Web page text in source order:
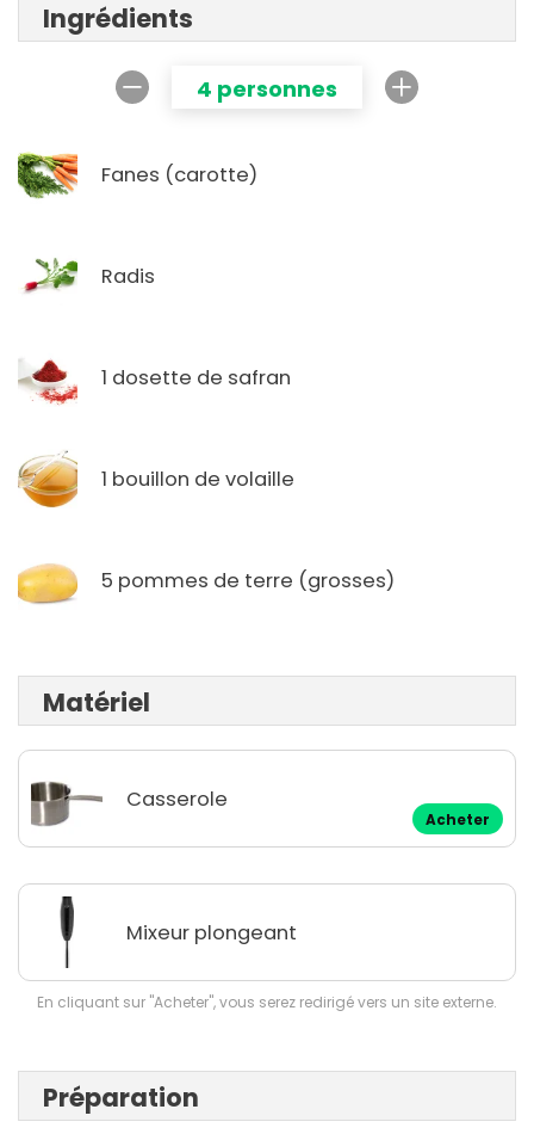
Ingrédients
4 personnes
Fanes (carotte)
Radis
1 dosette de safran
1 bouillon de volaille
5 pommes de terre (grosses)
Matériel
Casserole
Acheter
Mixeur plongeant
En cliquant sur "Acheter", vous serez redirigé vers un site externe.
Préparation